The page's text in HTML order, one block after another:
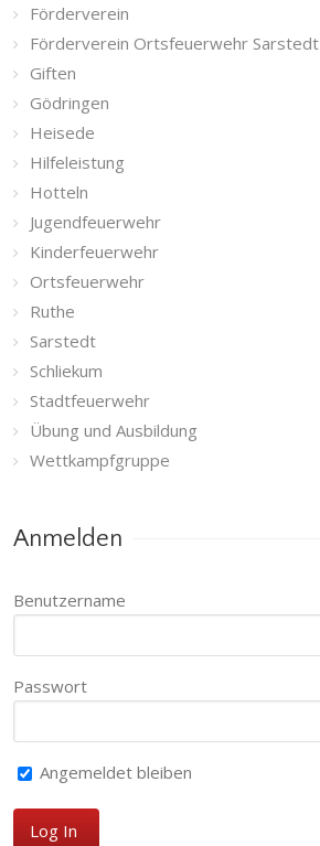
Förderverein
Förderverein Ortsfeuerwehr Sarstedt
Giften
Gödringen
Heisede
Hilfeleistung
Hotteln
Jugendfeuerwehr
Kinderfeuerwehr
Ortsfeuerwehr
Ruthe
Sarstedt
Schliekum
Stadtfeuerwehr
Übung und Ausbildung
Wettkampfgruppe
Anmelden
Benutzername
Passwort
Angemeldet bleiben